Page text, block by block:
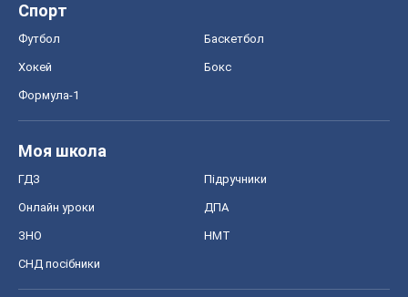
Спорт
Футбол Баскетбол
Хокей Бокс
Формула-1
Моя школа
ГДЗ Підручники
Онлайн уроки ДПА
ЗНО НМТ
СНД посібники